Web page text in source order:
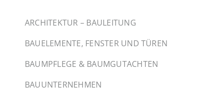
ARCHITEKTUR – BAULEITUNG
BAUELEMENTE, FENSTER UND TÜREN
BAUMPFLEGE & BAUMGUTACHTEN
BAUUNTERNEHMEN